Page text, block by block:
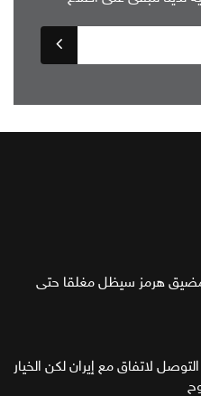
هرمز سيظل مغلقا حتى
لاتفاق مع إيران لكن الخيار